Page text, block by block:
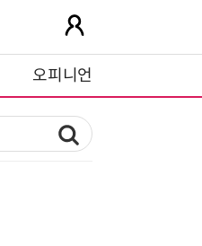
오피니언